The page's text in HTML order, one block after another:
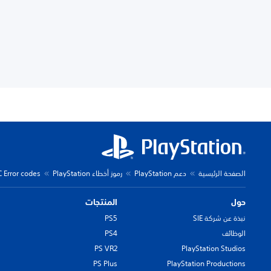
الصفحة الرئيسية دعم PlayStation رموز أخطاء PlayStation Error codes
حول
نبذة عن شركة SIE
الوظائف
PlayStation Studios
PlayStation Productions
المنتجات
PS5
PS4
PS VR2
PS Plus